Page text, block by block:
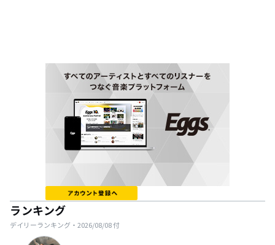
ランキング
デイリーランキング・ 2026/08/08付